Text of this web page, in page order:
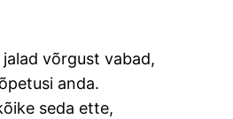
jalad võrgust vabad,
anda.
seda ette,